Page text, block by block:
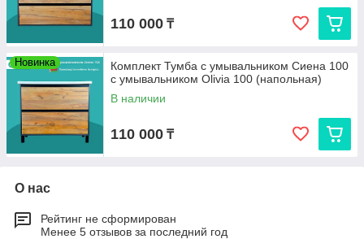
110 000 ₸
Новинка
Комплект Тумба с умывальником Сиена 100
с умывальником Olivia 100 (напольная)
В наличии
110 000 ₸
О нас
Рейтинг не сформирован
Менее 5 отзывов за последний год